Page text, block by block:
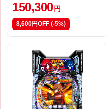
150,300 円
8,600円OFF (-5%)